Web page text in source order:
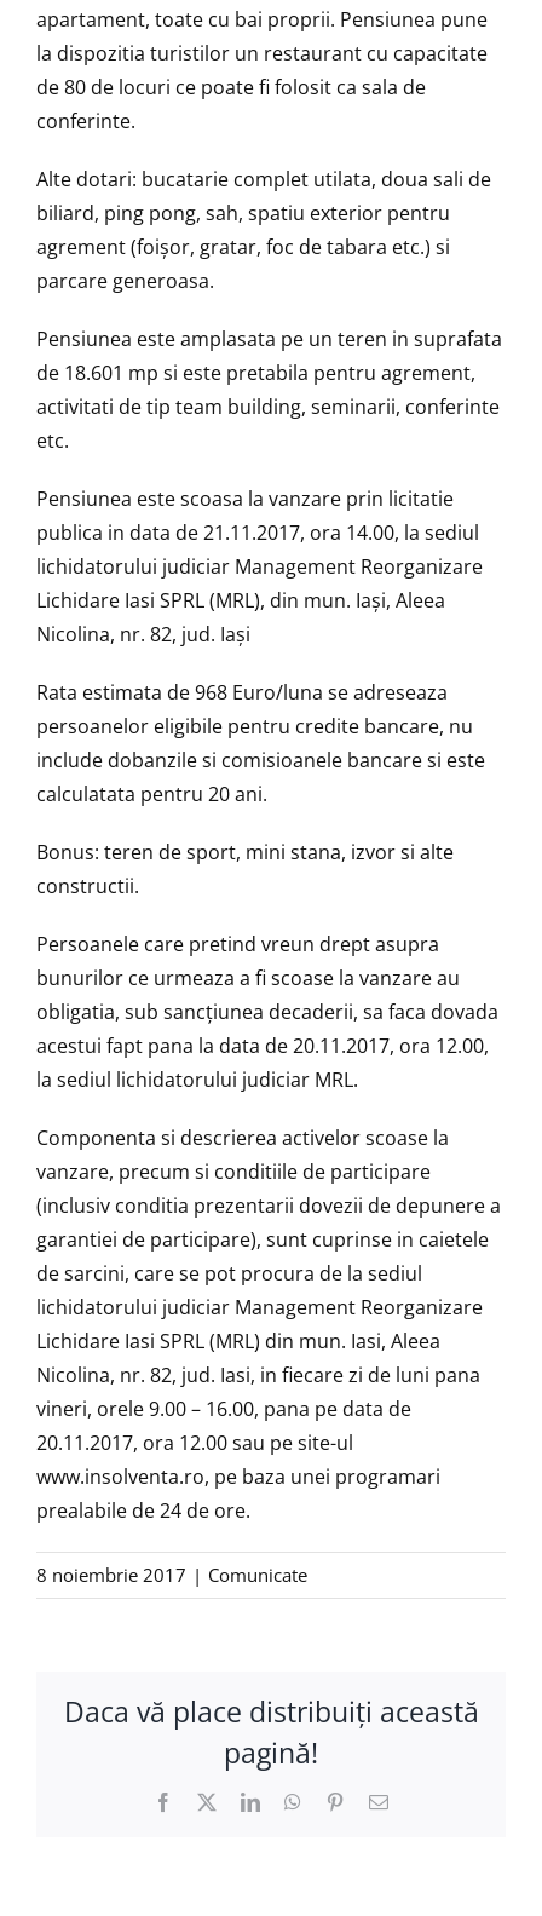
apartament, toate cu bai proprii. Pensiunea pune
la dispozitia turistilor un restaurant cu capacitate
de 80 de locuri ce poate fi folosit ca sala de
conferinte.
Alte dotari: bucatarie complet utilata, doua sali de
biliard, ping pong, sah, spatiu exterior pentru
agrement (foișor, gratar, foc de tabara etc.) si
parcare generoasa.
Pensiunea este amplasata pe un teren in suprafata
de 18.601 mp si este pretabila pentru agrement,
activitati de tip team building, seminarii, conferinte
etc.
Pensiunea este scoasa la vanzare prin licitatie
publica in data de 21.11.2017, ora 14.00, la sediul
lichidatorului judiciar Management Reorganizare
Lichidare Iasi SPRL (MRL), din mun. Iași, Aleea
Nicolina, nr. 82, jud. Iași
Rata estimata de 968 Euro/luna se adreseaza
persoanelor eligibile pentru credite bancare, nu
include dobanzile si comisioanele bancare si este
calculatata pentru 20 ani.
Bonus: teren de sport, mini stana, izvor si alte
constructii.
Persoanele care pretind vreun drept asupra
bunurilor ce urmeaza a fi scoase la vanzare au
obligatia, sub sancţiunea decaderii, sa faca dovada
acestui fapt pana la data de 20.11.2017, ora 12.00,
la sediul lichidatorului judiciar MRL.
Componenta si descrierea activelor scoase la
vanzare, precum si conditiile de participare
(inclusiv conditia prezentarii dovezii de depunere a
garantiei de participare), sunt cuprinse in caietele
de sarcini, care se pot procura de la sediul
lichidatorului judiciar Management Reorganizare
Lichidare Iasi SPRL (MRL) din mun. Iasi, Aleea
Nicolina, nr. 82, jud. Iasi, in fiecare zi de luni pana
vineri, orele 9.00 – 16.00, pana pe data de
20.11.2017, ora 12.00 sau pe site-ul
www.insolventa.ro, pe baza unei programari
prealabile de 24 de ore.
8 noiembrie 2017 | Comunicate
Daca vă place distribuiţi această
pagină!
Facebook LinkedInWhatsApp
Pinterest
E-